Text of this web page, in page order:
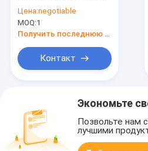
облегченный для
крытого измерения
Цена:negotiable
MOQ:1
Получить последнюю цену
Контакт
Экономьте
Позвольте нам
лучшими